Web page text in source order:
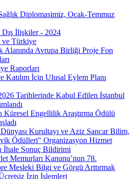
Diplomasimiz, Ocak-Temmuz
Dış İlişkiler - 2024
Türkiye
Alanında Avrupa Birliği Proje Fon
Raporları
Katılım İçin Ulusal Eylem Planı
Tarihlerinde Kabul Edilen İstanbul
Küresel Engellilik Araştırma Ödülü
Kurultayı ve Aziz Sancar Bilim,
Ödülleri" Organizasyon Hizmet
İhale Sonuç Bildirimi
Memurları Kanunu’nun 78.
Mesleki Bilgi ve Görgü Arttırmak
İzin İşlemleri